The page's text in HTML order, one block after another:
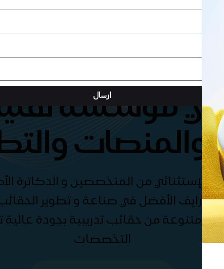
هي مؤسسة
والمنصات
الإستثنائي من المتخصصين و الدكاترة
درايف الأفضل في صناعة و تطوير
متنوعة من حقائب تدريبية بجودة
التخصصات
ارسال